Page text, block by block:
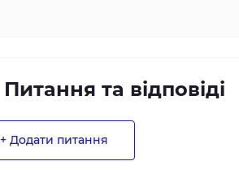
Питання та відповіді
+ Додати питання